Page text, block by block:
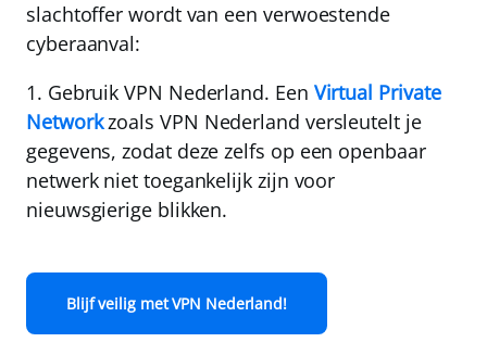
slachtoffer wordt van een verwoestende
cyberaanval:
1. Gebruik VPN Nederland. Een Virtual Private
Networkzoals VPN Nederland versleutelt je
gegevens, zodat deze zelfs op een openbaar
netwerk niet toegankelijk zijn voor
nieuwsgierige blikken.
Blijf veilig met VPN Nederland!